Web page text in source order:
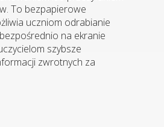
To bezpapierowe
uczniom odrabianie
na ekranie
szybsze
zwrotnych za